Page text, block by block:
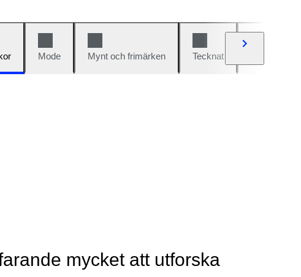
Mode Mynt och frimärken Tecknat
mycket att utforska